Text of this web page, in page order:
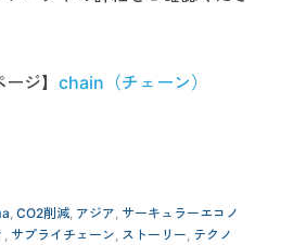
ジ】 chain（チェーン）
, CO2削減, アジア, サーキュラーエコノ
, サプライチェーン, ストーリー, テクノ